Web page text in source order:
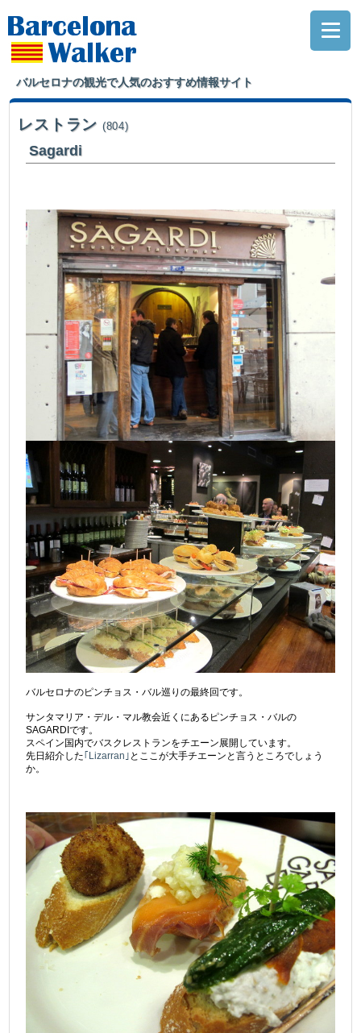
バルセロナの観光で人気のおすすめ情報サイト
レストラン (804)
Sagardi
バルセロナのピンチョス・バル巡りの最終回です。
サンタマリア・デル・マル教会近くにあるピンチョス・バルの
SAGARDIです。
スペイン国内でバスクレストランをチエーン展開しています。
先日紹介した｢Lizarran｣ とここが大手チエーンと言うところでしょう
か。